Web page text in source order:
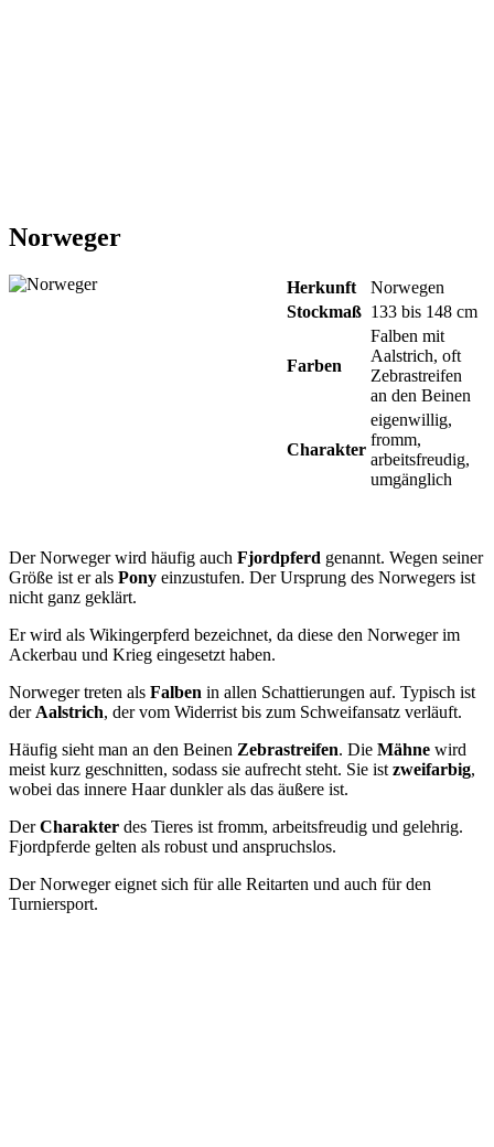
Norweger
Herkunft
Norwegen
Stockmaß 133 bis 148 cm
Farben
Falben mit
Aalstrich, oft
Zebrastreifen
an den Beinen
Charakter
eigenwillig,
fromm,
arbeitsfreudig,
umgänglich
Der Norweger wird häufig auch Fjordpferd genannt. Wegen seiner
Größe ist er als Pony einzustufen. Der Ursprung des Norwegers ist
nicht ganz geklärt.
Er wird als Wikingerpferd bezeichnet, da diese den Norweger im
Ackerbau und Krieg eingesetzt haben.
Norweger treten als Falben in allen Schattierungen auf. Typisch ist
der Aalstrich, der vom Widerrist bis zum Schweifansatz verläuft.
Häufig sieht man an den Beinen Zebrastreifen. Die Mähne wird
meist kurz geschnitten, sodass sie aufrecht steht. Sie ist zweifarbig,
wobei das innere Haar dunkler als das äußere ist.
DerCharakter des Tieres ist fromm, arbeitsfreudig und gelehrig.
Fjordpferde gelten als robust und anspruchslos.
Der Norweger eignet sich für alle Reitarten und auch für den
Turniersport.